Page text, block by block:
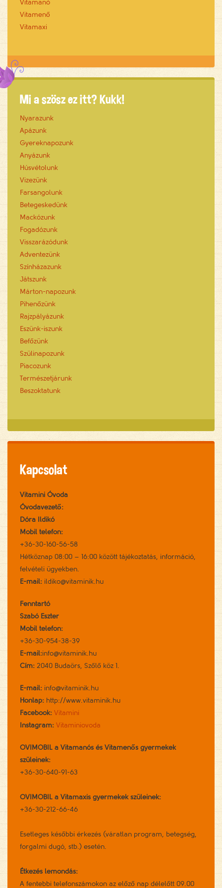
Vitamanó
Vitamenő
Vitamaxi
Mi a szösz ez itt? Kukk!
Nyarazunk
Apázunk
Gyereknapozunk
Anyázunk
Húsvétolunk
Vizezünk
Farsangolunk
Betegeskedünk
Mackózunk
Fogadózunk
Visszarázódunk
Adventezünk
Színházazunk
Játszunk
Márton-napozunk
Pihenőzünk
Rajzpályázunk
Eszünk-iszunk
Befőzünk
Szülinapozunk
Piacozunk
Természetjárunk
Beszoktatunk
Kapcsolat
Vitamini Óvoda
Óvodavezető:
Dóra Ildikó
Mobil telefon:
+36-30-160-56-58
Hétköznap 08:00 – 16:00 között tájékoztatás, információ,
felvételi ügyekben.
E-mail: ildiko@vitaminik.hu
Fenntartó
Szabó Eszter
Mobil telefon:
+36-30-954-38-39
E-mail:info@vitaminik.hu
Cím: 2040 Budaörs, Szőlő köz 1.
E-mail: info@vitaminik.hu
Honlap: http://www.vitaminik.hu
Facebook: Vitamini
Instagram: Vitaminiovoda
OVIMOBIL a Vitamanós és Vitamenős gyermekek
szüleinek:
+36-30-640-91-63
OVIMOBIL a Vitamaxis gyermekek szüleinek:
+36-30-212-66-46
Esetleges későbbi érkezés (váratlan program, betegség,
forgalmi dugó, stb.) esetén.
Étkezés lemondás:
A fentebbi telefonszámokon az előző nap délelőtt 09.00